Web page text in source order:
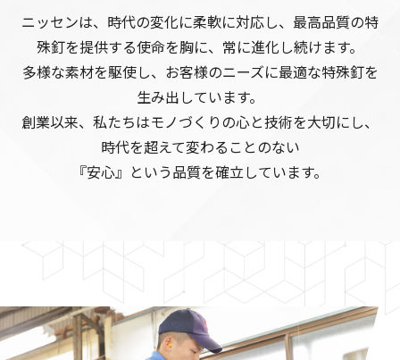
ニッセンは、時代の変化に柔軟に対応し、最高品質の特
殊釘を提供する使命を胸に、常に進化し続けます。
多様な素材を駆使し、お客様のニーズに最適な特殊釘を
生み出しています。
創業以来、私たちはモノづくりの心と技術を大切にし、
時代を超えて変わることのない
『安心』という品質を確立しています。